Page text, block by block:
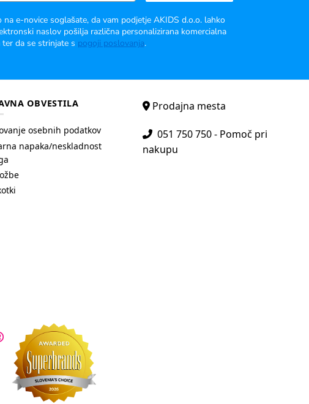
na e-novice soglašate, da vam podjetje AKIDS d.o.o. lahko
naslov pošilja različna personalizirana komercialna
da se strinjate s pogoji poslovanja.
OBVESTILA
osebnih podatkov
napaka/neskladnost
Prodajna mesta
051 750 750 - Pomoč pri
nakupu